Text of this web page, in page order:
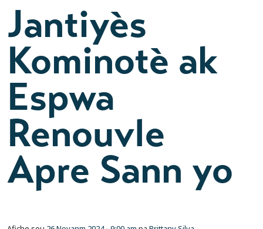
Jantiyès
Kominotè ak
Espwa
Renouvle
Apre Sann yo